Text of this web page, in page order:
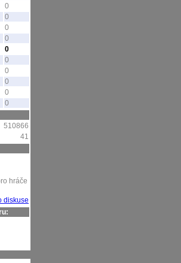
0
0
0
0
0
0
0
0
0
0
510866
41
hráče
diskuse